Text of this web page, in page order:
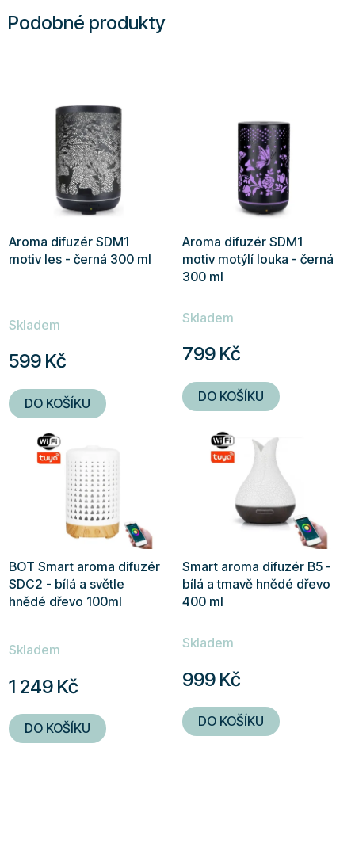
Podobné produkty
Aroma difuzér SDM1
motiv les - černá 300 ml
Skladem
599 Kč
DO KOŠÍKU
Aroma difuzér SDM1
motiv motýlí louka - černá
300 ml
hodnocení
je
5,0
z
hvězdiček.
Skladem
799 Kč
DO KOŠÍKU
BOT Smart aroma difuzér
SDC2 - bílá a světle
hnědé dřevo 100ml
Skladem
1 249 Kč
DO KOŠÍKU
Smart aroma difuzér B5 -
bílá a tmavě hnědé dřevo
400 ml
hodnocení
je
5,0
z
Skladem
999 Kč
DO KOŠÍKU